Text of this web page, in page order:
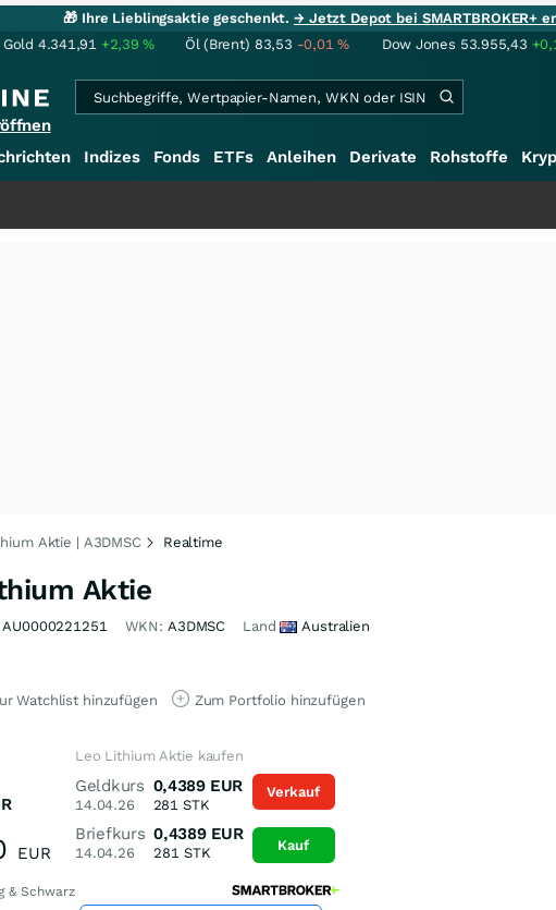
🎁 Ihre Lieblingsaktie geschenkt.→ Jetzt Depot bei SMARTBROKER+
Gold 4.341,91 +2,39% Öl (Brent) 83,53 -0,01% Dow Jones 53.955,43
Indizes Fonds ETFs Anleihen Derivate Rohstoffe
Aktie | A3DMSC Realtime
Aktie
AU0000221251 WKN: A3DMSC Land Australien
Watchlist hinzufügen Zum Portfolio hinzufügen
EUR
& Schwarz
Leo Lithium Aktie kaufen
Geldkurs
14.04.26
0,4389 EUR
281 STK
Briefkurs
14.04.26
0,4389 EUR
281 STK
Verkauf
Kauf